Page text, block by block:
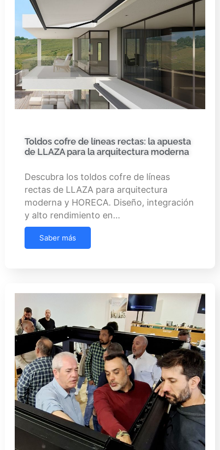
Toldos cofre de líneas rectas: la apuesta
de LLAZA para la arquitectura moderna
Descubra los toldos cofre de líneas
rectas de LLAZA para arquitectura
moderna y HORECA. Diseño, integración
y alto rendimiento en…
Saber más